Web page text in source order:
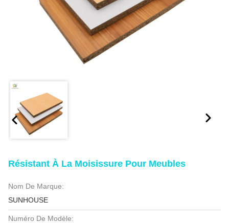
Résistant À La Moisissure Pour Meubles
Nom De Marque:
SUNHOUSE
Numéro De Modèle: